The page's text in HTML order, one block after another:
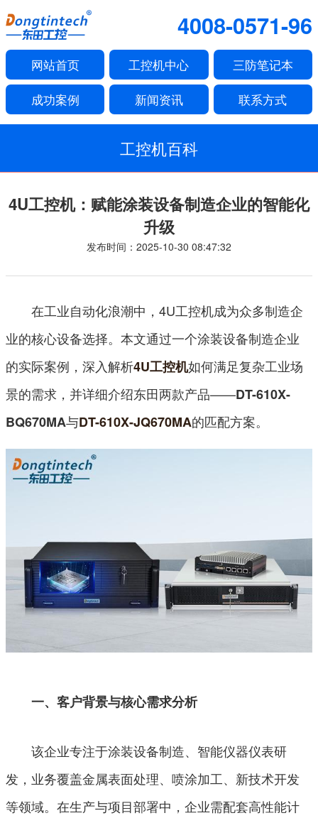
4008-0571-96
网站首页 工控机中心 三防笔记本
成功案例 新闻资讯 联系方式
工控机百科
4U工控机：赋能涂装设备制造企业的智能化
升级
发布时间：2025-10-30 08:47:32
在工业自动化浪潮中，4U工控机成为众多制造企
业的核心设备选择。本文通过一个涂装设备制造企业
的实际案例，深入解析4U工控机如何满足复杂工业场
景的需求，并详细介绍东田两款产品——DT-610X-
BQ670MA与DT-610X-JQ670MA的匹配方案。
一、客户背景与核心需求分析
该企业专注于涂装设备制造、智能仪器仪表研
发，业务覆盖金属表面处理、喷涂加工、新技术开发
等领域。在生产与项目部署中，企业需配套高性能计